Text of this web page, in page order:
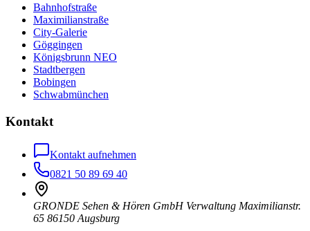
Bahnhofstraße
Maximilianstraße
City-Galerie
Göggingen
Königsbrunn NEO
Stadtbergen
Bobingen
Schwabmünchen
Kontakt
Kontakt aufnehmen
0821 50 89 69 40
GRONDE Sehen & Hören GmbH Verwaltung Maximilianstr.
65 86150 Augsburg